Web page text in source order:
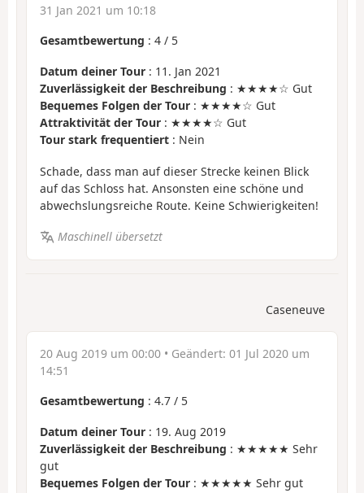
31 Jan 2021 um 10:18
Gesamtbewertung : 4 / 5
Datum deiner Tour : 11. Jan 2021
Zuverlässigkeit der Beschreibung : ★★★★☆ Gut
Bequemes Folgen der Tour : ★★★★☆ Gut
Attraktivität der Tour : ★★★★☆ Gut
Tour stark frequentiert : Nein
Schade, dass man auf dieser Strecke keinen Blick
auf das Schloss hat. Ansonsten eine schöne und
abwechslungsreiche Route. Keine Schwierigkeiten!
Maschinell übersetzt
Caseneuve
20 Aug 2019 um 00:00 • Geändert: 01 Jul 2020 um
14:51
Gesamtbewertung : 4.7 / 5
Datum deiner Tour : 19. Aug 2019
Zuverlässigkeit der Beschreibung : ★★★★★ Sehr
gut
Bequemes Folgen der Tour : ★★★★★ Sehr gut